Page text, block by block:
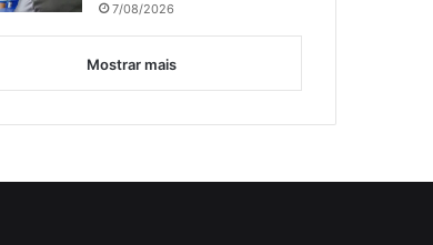
7/08/2026
Mostrar mais